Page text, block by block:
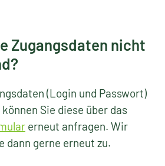
Zugangsdaten nicht
(Login und Passwort)
Sie diese über das
erneut anfragen. Wir
dann gerne erneut zu.